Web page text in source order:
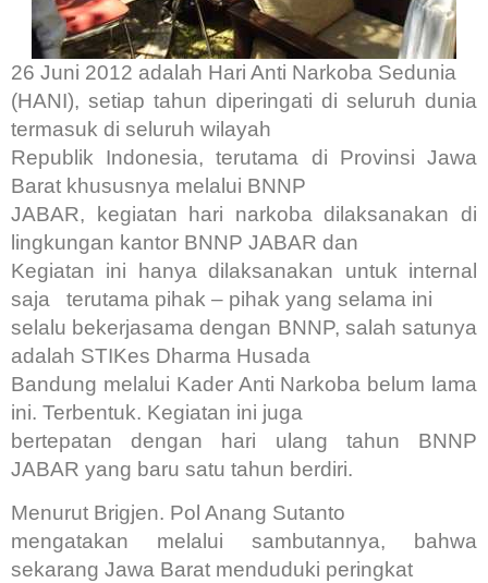
26 Juni 2012 adalah Hari Anti Narkoba Sedunia
(HANI), setiap tahun diperingati di seluruh dunia
termasuk di seluruh wilayah
Republik Indonesia, terutama di Provinsi Jawa
Barat khususnya melalui BNNP
JABAR, kegiatan hari narkoba dilaksanakan di
lingkungan kantor BNNP JABAR dan
Kegiatan ini hanya dilaksanakan untuk internal
saja terutama pihak – pihak yang selama ini
selalu bekerjasama dengan BNNP, salah satunya
adalah STIKes Dharma Husada
Bandung melalui Kader Anti Narkoba belum lama
ini. Terbentuk. Kegiatan ini juga
bertepatan dengan hari ulang tahun BNNP
JABAR yang baru satu tahun berdiri.
Menurut Brigjen. Pol Anang Sutanto
mengatakan melalui sambutannya, bahwa
sekarang Jawa Barat menduduki peringkat